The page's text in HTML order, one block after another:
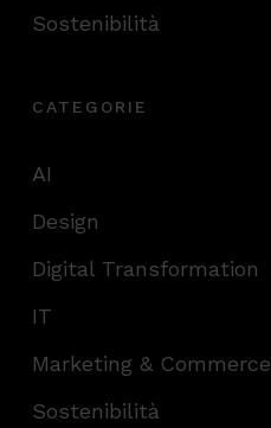
Sostenibilità
CATEGORIE
AI
Design
Digital Transformation
IT
Marketing & Commerce
Sostenibilità